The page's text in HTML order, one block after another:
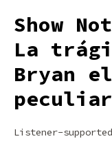
Show
La
Bryan
peculiar
Listener-